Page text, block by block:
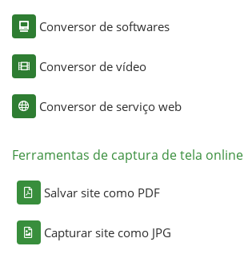
Conversor de softwares
Conversor de vídeo
Conversor de serviço web
Ferramentas de captura de tela online
Salvar site como PDF
Capturar site como JPG